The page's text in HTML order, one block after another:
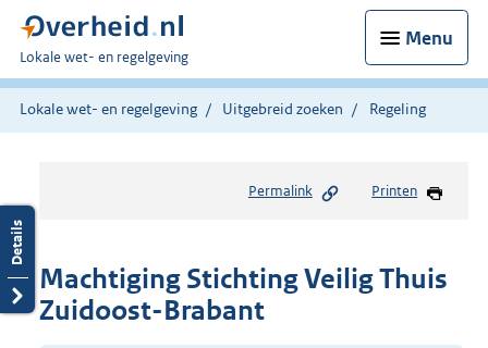
Menu
U
bent
hier:
Lokale wet- en regelgeving
Lokale wet- en regelgeving Uitgebreid zoeken Regeling
Permalink Printen
Machtiging Stichting Veilig Thuis
Zuidoost-Brabant